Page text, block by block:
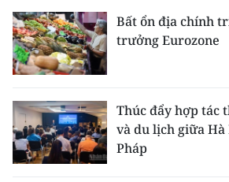
Đông Nam Bộ
Đồng bằng sông Cửu Long
Chuyên trang TP. Hồ Chí Minh
CHUYÊN ĐỀ
Bất ổn địa chính
trưởng Eurozone
Thúc đẩy hợp tác
và du lịch giữa Hà
Pháp